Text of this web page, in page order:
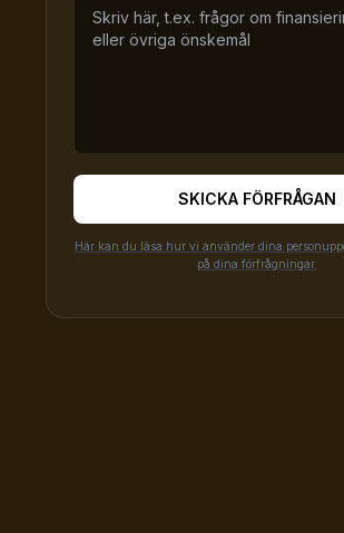
SKICKA FÖRFRÅGAN
Här kan du läsa hur vi använder dina
på dina förfrågningar.